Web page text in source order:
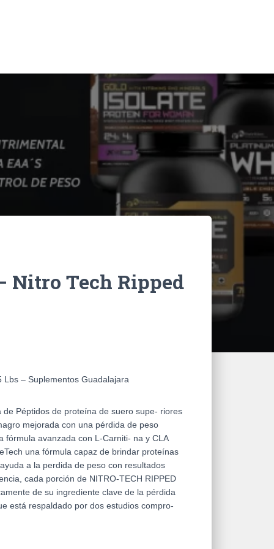
Nitro Tech Ripped
Lbs – Suplementos Guadalajara
de Péptidos de proteína de suero supe- riores
mejorada con una pérdida de peso
fórmula avanzada con L-Carniti- na y CLA
una fórmula capaz de brindar proteínas
a la perdida de peso con resultados
cada porción de NITRO-TECH RIPPED
de su ingrediente clave de la pérdida
está respaldado por dos estudios compro-